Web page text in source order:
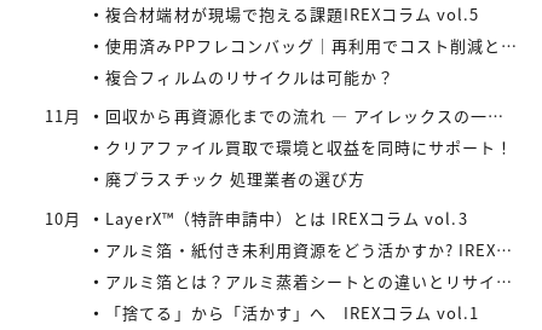
複合材端材が現場で抱える課題IREXコラム vol.5
使用済みPPフレコンバッグ｜再利用でコスト削減と環境負荷軽減を実現
複合フィルムのリサイクルは可能か？
11月
回収から再資源化までの流れ ― アイレックスの一貫処理体制 IREXコラム vol.4
クリアファイル買取で環境と収益を同時にサポート！
廃プラスチック 処理業者の選び方
10月
LayerX™（特許申請中）とは IREXコラム vol.3
アルミ箔・紙付き未利用資源をどう活かすか? IREXコラム vol.2
アルミ箔とは？アルミ蒸着シートとの違いとリサイクルの取り組み
「捨てる」から「活かす」へ IREXコラム vol.1